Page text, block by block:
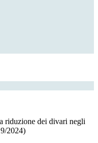
riduzione dei divari negli
2024)